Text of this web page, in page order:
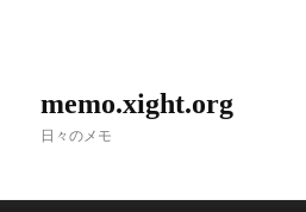
memo.xight.org
日々のメモ